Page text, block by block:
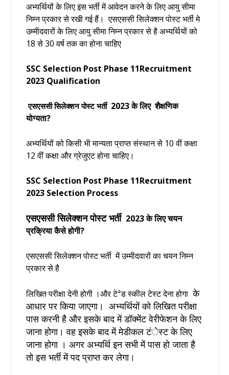
अभ्यर्थियों के लिए इस भर्ती में आवेदन करने के लिए आयु सीमा
निम्न प्रकार से रखी गई हैं। एसएससी सिलेक्शन पोस्ट भर्तीमे
उम्मीदवारों के लिए आयु सीमा निम्न प्रकार से है अभ्यर्थियों को
18 से 30 वर्ष तक का होना चाहिए
SSC Selection Post Phase 11Recruitment
2023 Qualification
एसएससी सिलेक्शन पोस्ट भर्ती2023 के लिए शैक्षणिक
योग्यता?
अभ्यर्थियों को किसी भी मान्यता प्राप्त संस्थान से 10 वीं कक्षा
12 वीं कक्षा और ग्रेजुएट होना चाहिए।
SSC Selection Post Phase 11Recruitment
2023 Selection Process
एसएससी सिलेक्शन पोस्ट भर्ती 2023 के लिए चयन
प्रक्रिया कैसे होगी?
एसएससी सिलेक्शन पोस्ट भर्ती में उम्मीदवारों का चयन निम्न
प्रकार से है
लिखित परीक्षा देनी होगी ।औरटेªड स्कील टेस्ट देना होगा के
आधार पर किया जाएगा। अभ्यर्थियों को लिखित परीक्षा
पास करनी है और इसके बाद में डॉक्मेंट वेरीफेशन के लिए
जाना होगा। वह इसके बाद में मेडीकल टंेस्ट के लिए
जाना होगा । अगर अभ्यर्थि इन सभी में पास हो जाता है
तो इस भर्ती में पद प्राप्त कर लेगा।